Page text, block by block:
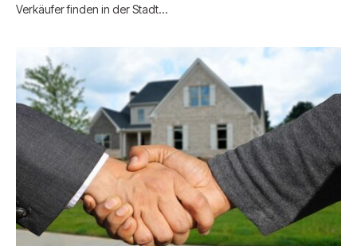
Verkäufer finden in der Stadt…